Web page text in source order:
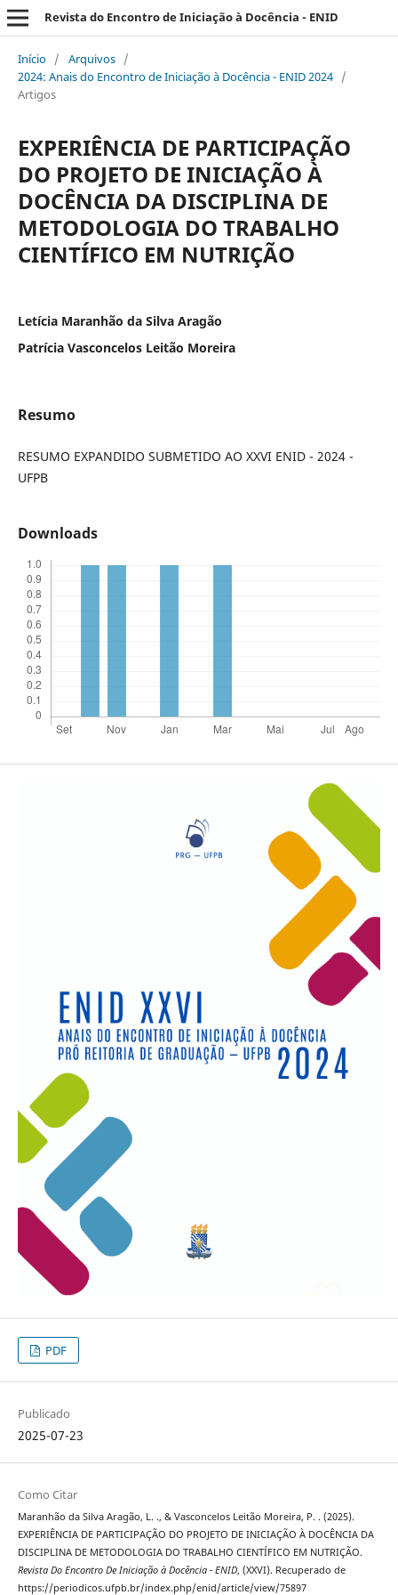
Revista do Encontro de Iniciação à Docência - ENID
Início / Arquivos /
2024: Anais do Encontro de Iniciação à Docência - ENID 2024 /
Artigos
EXPERIÊNCIA DE PARTICIPAÇÃO
DO PROJETO DE INICIAÇÃO À
DOCÊNCIA DA DISCIPLINA DE
METODOLOGIA DO TRABALHO
CIENTÍFICO EM NUTRIÇÃO
Letícia Maranhão da Silva Aragão
Patrícia Vasconcelos Leitão Moreira
Resumo
RESUMO EXPANDIDO SUBMETIDO AO XXVI ENID - 2024 -
UFPB
Downloads
PDF
Publicado
2025-07-23
Como Citar
Maranhão da Silva Aragão, L. ., & Vasconcelos Leitão Moreira, P. . (2025).
EXPERIÊNCIA DE PARTICIPAÇÃO DO PROJETO DE INICIAÇÃO À DOCÊNCIA DA
DISCIPLINA DE METODOLOGIA DO TRABALHO CIENTÍFICO EM NUTRIÇÃO.
Revista Do Encontro De Iniciação à Docência - ENID, (XXVI). Recuperado de
https://periodicos.ufpb.br/index.php/enid/article/view/75897